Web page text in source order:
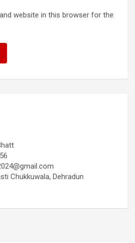
website in this browser for the
Chukkuwala, Dehradun